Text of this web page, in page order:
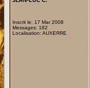
Inscrit le: 17 Mar 2008
Messages: 182
Localisation: AUXERRE